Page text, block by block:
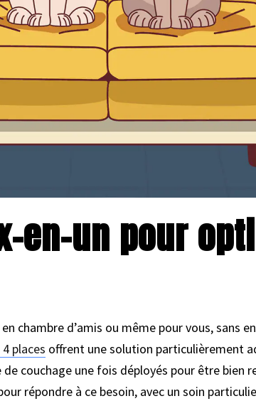
en-un pour
chambre d’amis ou même pour vous, sans
places offrent une solution particulièrement
couchage une fois déployés pour être bien
répondre à ce besoin, avec un soin